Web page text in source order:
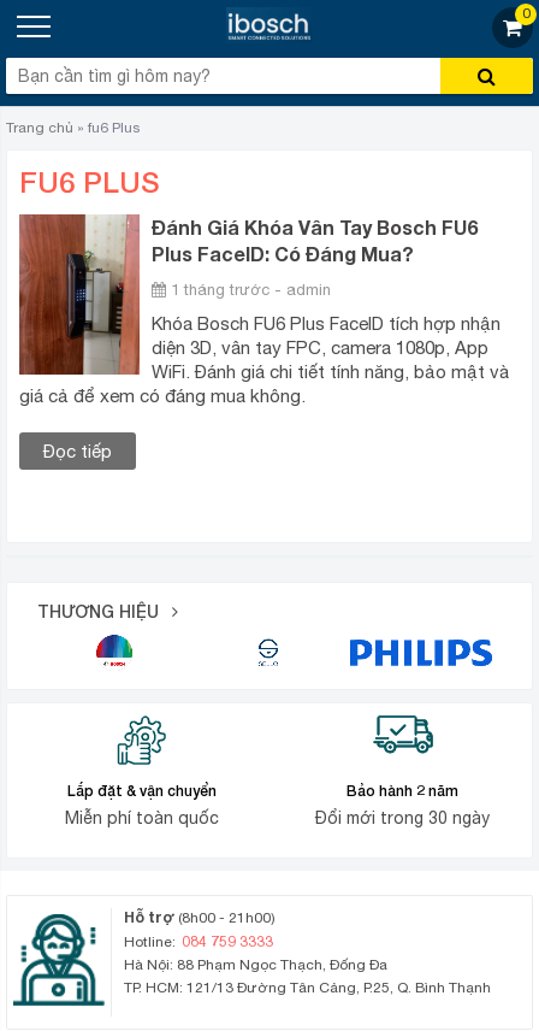
0
Trang chủ » fu6 Plus
FU6 PLUS
Đánh Giá Khóa Vân Tay Bosch FU6
Plus FaceID: Có Đáng Mua?
1 tháng trước - admin
Khóa Bosch FU6 Plus FaceID tích hợp nhận
diện 3D, vân tay FPC, camera 1080p, App
WiFi. Đánh giá chi tiết tính năng, bảo mật và
giá cả để xem có đáng mua không.
Đọc tiếp
THƯƠNG HIỆU
Lắp đặt & vận chuyển
Miễn phí toàn quốc
Bảo hành 2 năm
Đổi mới trong 30 ngày
Hỗ trợ (8h00 - 21h00)
Hotline: 084 759 3333
Hà Nội: 88 Phạm Ngọc Thạch, Đống Đa
TP. HCM: 121/13 Đường Tân Cảng, P.25, Q. Bình Thạnh